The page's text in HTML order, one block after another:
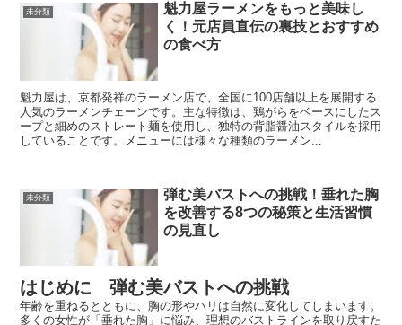
未分類
魁力屋ラーメンをもっと美味し
く！元店員直伝の裏技とおすすめ
の食べ方
魁力屋は、京都発祥のラーメン店で、全国に100店舗以上を展開する
人気のラーメンチェーンです。主な特徴は、鶏がらをベースにしたス
ープと細めのストレート麺を使用し、独特の背脂醤油スタイルを採用
していることです。メニューには様々な種類のラーメン...
未分類
弾む美バストへの挑戦！垂れた胸
を改善する8つの秘策と生活習慣
の見直し
はじめに 弾む美バストへの挑戦
年齢を重ねるとともに、胸の形やハリは自然に変化してしまいます。
多くの女性が「垂れた胸」に悩み、理想のバストラインを取り戻すた